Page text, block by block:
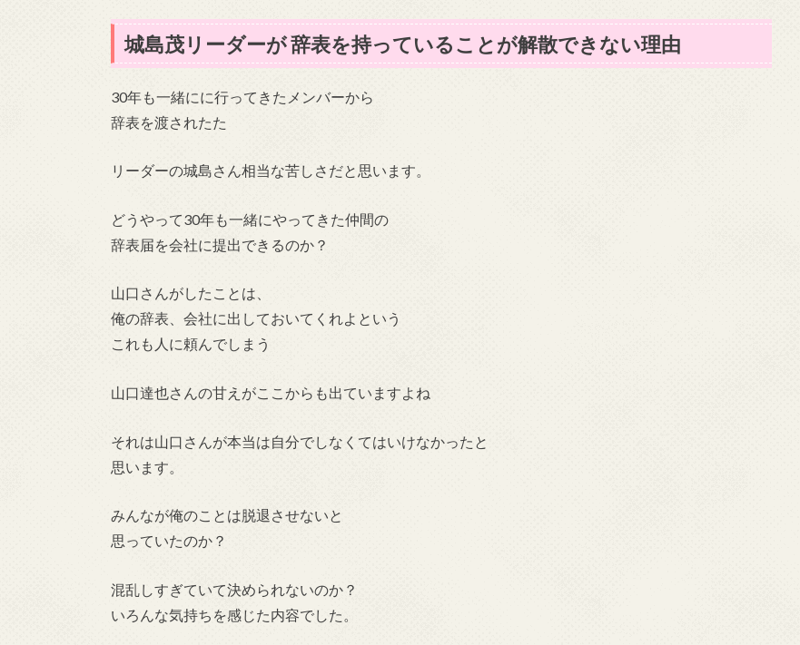
城島茂リーダーが 辞表を持っていることが解散できない理由
30年も一緒にに行ってきたメンバーから
辞表を渡されたた
リーダーの城島さん相当な苦しさだと思います。
どうやって30年も一緒にやってきた仲間の
辞表届を会社に提出できるのか？
山口さんがしたことは、
俺の辞表、会社に出しておいてくれよという
これも人に頼んでしまう
山口達也さんの甘えがここからも出ていますよね
それは山口さんが本当は自分でしなくてはいけなかったと
思います。
みんなが俺のことは脱退させないと
思っていたのか？
混乱しすぎていて決められないのか？
いろんな気持ちを感じた内容でした。